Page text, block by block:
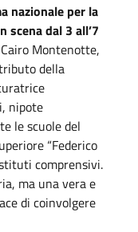
nazionale per la
scena dal 3 all’7
Cairo Montenotte,
della
nipote
le scuole del
“Federico
comprensivi.
ma una vera e
di coinvolgere